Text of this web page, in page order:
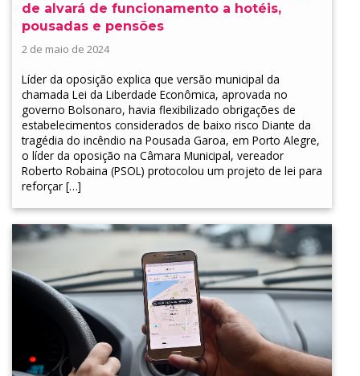
de alvará de funcionamento a hotéis,
pousadas e pensões
2 de maio de 2024
Líder da oposição explica que versão municipal da
chamada Lei da Liberdade Econômica, aprovada no
governo Bolsonaro, havia flexibilizado obrigações de
estabelecimentos considerados de baixo risco Diante da
tragédia do incêndio na Pousada Garoa, em Porto Alegre,
o líder da oposição na Câmara Municipal, vereador
Roberto Robaina (PSOL) protocolou um projeto de lei para
reforçar […]